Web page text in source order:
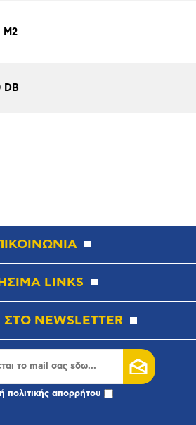
M2
DB
LINKS
NEWSLETTER
πολιτικής απορρήτου